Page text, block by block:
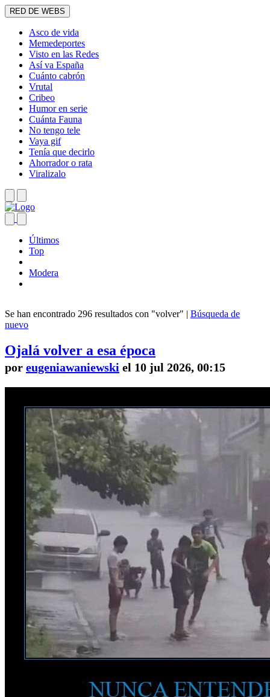
RED DE WEBS
Asco de vida
Memedeportes
Visto en las Redes
Así va España
Cuánto cabrón
Vrutal
Cribeo
Humor en serie
Cuánta Fauna
No tengo tele
Vaya gif
Tenía que decirlo
Ahorrador o rata
Viralizalo
Últimos
Top
Modera
Se han encontrado 296 resultados con "volver" | Búsqueda de
nuevo
Ojalá volver a esa época
por eugeniawaniewski el 10 jul 2026, 00:15